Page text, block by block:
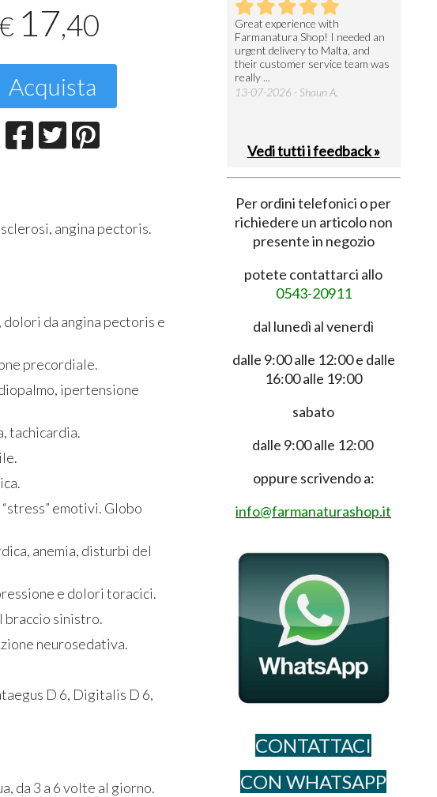
17,40
Acquista
angina pectoris.
da angina pectoris e
precordiale.
ipertensione
tachicardia.
emotivi. Globo
anemia, disturbi del
e dolori toracici.
sinistro.
neurosedativa.
D 6, Digitalis D 6,
da 3 a 6 volte al giorno.
Tutto perfetto
27-07-2026 - Ruggero V.
Great experience with
Farmanatura Shop! I needed an
urgent delivery to Malta, and
their customer service team was
really ...
13-07-2026 - Shaun A.
Vedi tutti i feedback »
Per ordini telefonici o per
richiedere un articolo non
presente in negozio
potete contattarci allo
0543-20911
dal lunedì al venerdì
dalle 9:00 alle 12:00 e dalle
16:00 alle 19:00
sabato
dalle 9:00 alle 12:00
oppure scrivendo a:
info@farmanaturashop.it
CONTATTACI
CON WHATSAPP